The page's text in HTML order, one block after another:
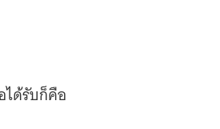
ได้รับก็คือ